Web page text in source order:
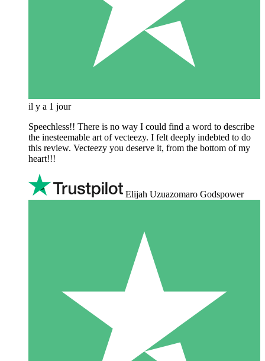
il y a 1 jour
Speechless!! There is no way I could find a word to describe
the inesteemable art of vecteezy. I felt deeply indebted to do
this review. Vecteezy you deserve it, from the bottom of my
heart!!!
Elijah Uzuazomaro Godspower